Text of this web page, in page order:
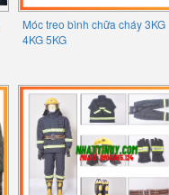
Móc treo bình chữa cháy 3KG
4KG 5KG